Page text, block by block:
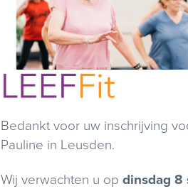
Bedankt voor uw inschrijving
Pauline in Leusden.
Wij verwachten u op dinsdag 8